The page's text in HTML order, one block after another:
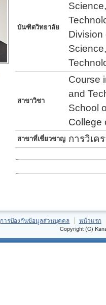
บันฑิตวิทยาลัย
Division
สาขาวิชา
Course
and
School
College
สาขาที่เชี่ยวชาญ การวิเค
การป้องกันข้อมูลส่วนบุคคล หน้าแรก